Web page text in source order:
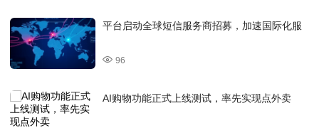
平台启动全球短信服务商招募，加速国际化服
96
AI购物功能正式上线测试，率先实现点外卖